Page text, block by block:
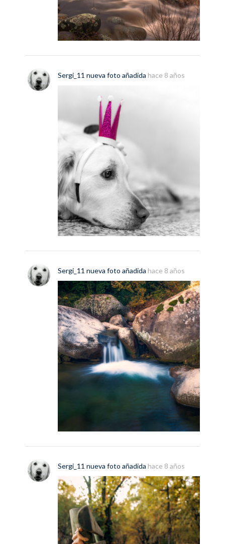
Sergi_11 nueva foto añadida hace 8 años
Sergi_11 nueva foto añadida hace 8 años
Sergi_11 nueva foto añadida hace 8 años